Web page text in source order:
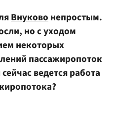
Внуково непростым.
но с уходом
некоторых
пассажиропоток
ведется работа